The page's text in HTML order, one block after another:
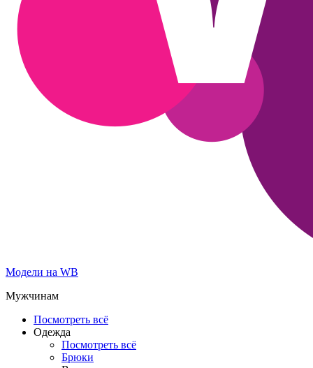
Модели на WB
Мужчинам
Посмотреть всё
Одежда
Посмотреть всё
Брюки